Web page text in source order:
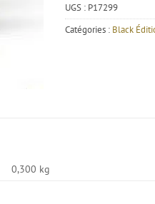
UGS : P17299
Catégories : Black
0,300 kg